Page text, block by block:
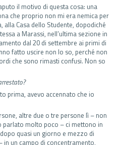
il motivo di questa cosa: una
che proprio non mi era nemica per
Casa dello Studente, dopodiché
a Marassi, nell’ultima sezione in
dal 20 di settembre ai primi di
fatto uscire non lo so, perché non
che sono rimasti confusi. Non so
prima, avevo accennato che io
altre due o tre persone lì – non
parlato molto poco – ci mettono in
quasi un giorno e mezzo di
in un campo di concentramento,